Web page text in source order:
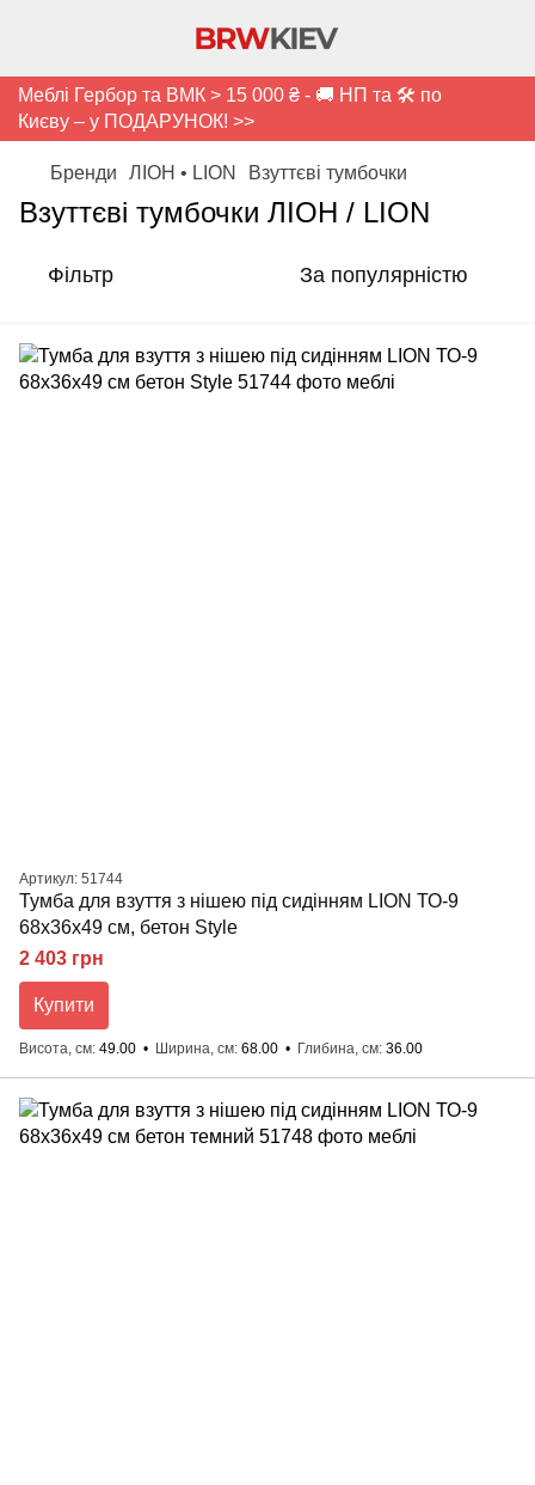
Меблі Гербор та ВМК > 15 000 ₴ - 🚚 НП та 🛠️ по
Києву – у ПОДАРУНОК! >>
Бренди ЛІОН • LION Взуттєві тумбочки
Взуттєві тумбочки ЛІОН / LION
Фільтр За популярністю
Артикул: 51744
Тумба для взуття з нішею під сидінням LION ТО-9
68x36x49 см, бетон Style
2 403 грн
Купити
Висота, см 49.00 Ширина, см 68.00 Глибина, см 36.00